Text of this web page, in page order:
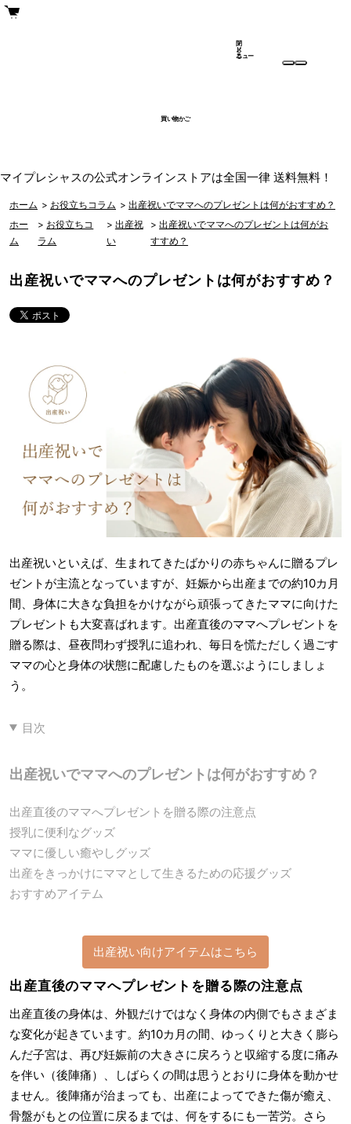
買い物かご
メ
ニュー
閉
じ
る
マイプレシャスの公式オンラインストアは全国一律 送料無料！
ホーム > お役立ちコラム > 出産祝いでママへのプレゼントは何がおすすめ？
ホー
ム
> お役立ちコ
ラム
> 出産祝
い
>出産祝いでママへのプレゼントは何がお
すすめ？
出産祝いでママへのプレゼントは何がおすすめ？
出産祝いといえば、生まれてきたばかりの赤ちゃんに贈るプレ
ゼントが主流となっていますが、妊娠から出産までの約10カ月
間、身体に大きな負担をかけながら頑張ってきたママに向けた
プレゼントも大変喜ばれます。出産直後のママへプレゼントを
贈る際は、昼夜問わず授乳に追われ、毎日を慌ただしく過ごす
ママの心と身体の状態に配慮したものを選ぶようにしましょ
う。
目次
出産祝いでママへのプレゼントは何がおすすめ？
出産直後のママへプレゼントを贈る際の注意点
授乳に便利なグッズ
ママに優しい癒やしグッズ
出産をきっかけにママとして生きるための応援グッズ
おすすめアイテム
出産祝い向けアイテムはこちら
出産直後のママへプレゼントを贈る際の注意点
出産直後の身体は、外観だけではなく身体の内側でもさまざま
な変化が起きています。約10カ月の間、ゆっくりと大きく膨ら
んだ子宮は、再び妊娠前の大きさに戻ろうと収縮する度に痛み
を伴い（後陣痛）、しばらくの間は思うとおりに身体を動かせ
ません。後陣痛が治まっても、出産によってできた傷が癒え、
骨盤がもとの位置に戻るまでは、何をするにも一苦労。さら